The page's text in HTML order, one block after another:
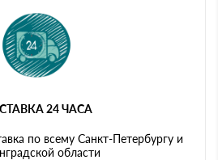
24 ЧАСА
по всему Санкт-Петербургу и
области